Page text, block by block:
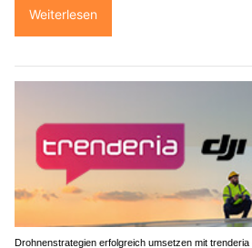
Weiterlesen
Drohnenstrategien erfolgreich umsetzen mit